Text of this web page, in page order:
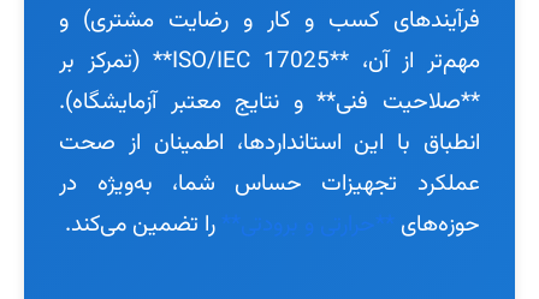
فرآیندهای کسب و کار و رضایت مشتری) و
مهم‌تر از آن، **ISO/IEC 17025** (تمرکز بر
**صلاحیت فنی** و نتایج معتبر آزمایشگاه).
انطباق با این استانداردها، اطمینان از صحت
عملکرد تجهیزات حساس شما، به‌ویژه در
حوزه‌های **حرارتی و برودتی** را تضمین می‌کند.